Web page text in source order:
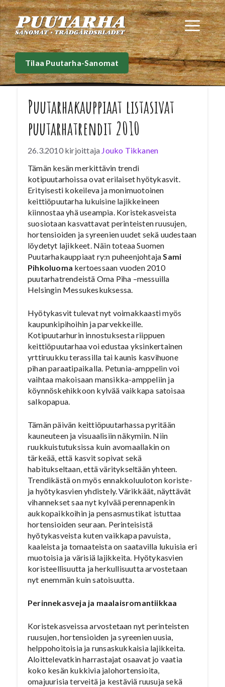
Siirry
sisältöön
Tilaa Puutarha-Sanomat
Puutarhakauppiaat listasivat
puutarhatrendit 2010
26.3.2010 kirjoittaja Jouko Tikkanen
Tämän kesän merkittävin trendi
kotipuutarhoissa ovat erilaiset hyötykasvit.
Erityisesti kokeileva ja monimuotoinen
keittiöpuutarha lukuisine lajikkeineen
kiinnostaa yhä useampia. Koristekasveista
suosiotaan kasvattavat perinteisten ruusujen,
hortensioiden ja syreenien uudet sekä uudestaan
löydetyt lajikkeet. Näin toteaa Suomen
Puutarhakauppiaat ry:n puheenjohtajaSami
Pihkoluoma kertoessaan vuoden 2010
puutarhatrendeistä Oma Piha –messuilla
Helsingin Messukeskuksessa.
Hyötykasvit tulevat nyt voimakkaasti myös
kaupunkipihoihin ja parvekkeille.
Kotipuutarhurin innostuksesta riippuen
keittiöpuutarhaa voi edustaa yksinkertainen
yrttiruukku terassilla tai kaunis kasvihuone
pihan paraatipaikalla. Petunia-amppelin voi
vaihtaa makoisaan mansikka-amppeliin ja
köynnöskehikkoon kylvää vaikkapa satoisaa
salkopapua.
Tämän päivän keittiöpuutarhassa pyritään
kauneuteen ja visuaalisiin näkymiin. Niin
ruukkuistutuksissa kuin avomaallakin on
tärkeää, että kasvit sopivat sekä
habitukseltaan, että väritykseltään yhteen.
Trendikästä on myös ennakkoluuloton koriste-
ja hyötykasvien yhdistely. Värikkäät, näyttävät
vihannekset saa nyt kylvää perennapenkin
aukkopaikkoihin ja pensasmustikat istuttaa
hortensioiden seuraan. Perinteisistä
hyötykasveista kuten vaikkapa pavuista,
kaaleista ja tomaateista on saatavilla lukuisia eri
muotoisia ja värisiä lajikkeita. Hyötykasvien
koristeellisuutta ja herkullisuutta arvostetaan
nyt enemmän kuin satoisuutta.
Perinnekasveja ja maalaisromantiikkaa
Koristekasveissa arvostetaan nyt perinteisten
ruusujen, hortensioiden ja syreenien uusia,
helppohoitoisia ja runsaskukkaisia lajikkeita.
Aloittelevatkin harrastajat osaavat jo vaatia
koko kesän kukkivia jalohortensioita,
omajuurisia terveitä ja kestäviä ruusuja sekä